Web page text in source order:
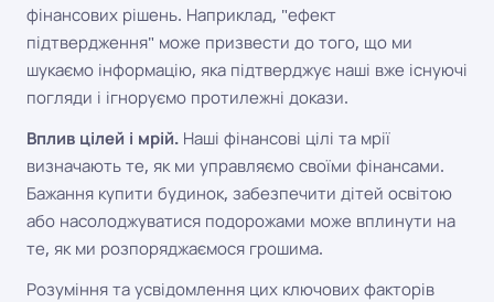
фінансових рішень. Наприклад, "ефект
підтвердження" може призвести до того, що ми
шукаємо інформацію, яка підтверджує наші вже існуючі
погляди і ігноруємо протилежні докази.
Вплив цілей і мрій. Наші фінансові цілі та мрії
визначають те, як ми управляємо своїми фінансами.
Бажання купити будинок, забезпечити дітей освітою
або насолоджуватися подорожами може вплинути на
те, як ми розпоряджаємося грошима.
Розуміння та усвідомлення цих ключових факторів